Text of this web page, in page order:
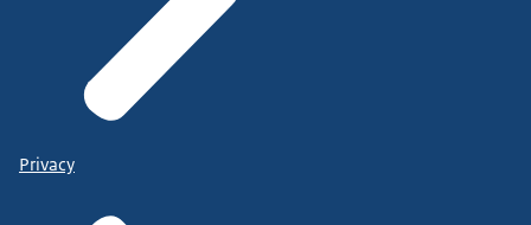
Privacy